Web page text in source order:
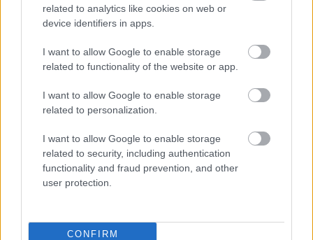
related to analytics like cookies on web or
device identifiers in apps.
I want to allow Google to enable storage
related to functionality of the website or app.
I want to allow Google to enable storage
related to personalization.
I want to allow Google to enable storage
related to security, including authentication
functionality and fraud prevention, and other
user protection.
CONFIRM
HÍRLEVÉL
E-mail cím
Feliratkozom a hírlevélre és elfogadom az
FELIRATKOZÁS